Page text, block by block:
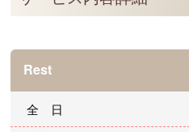
Rest
全 日